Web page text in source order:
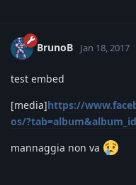
BrunoB Jan 18, 2017
test embed
[media]https://
os/
mannaggia non va